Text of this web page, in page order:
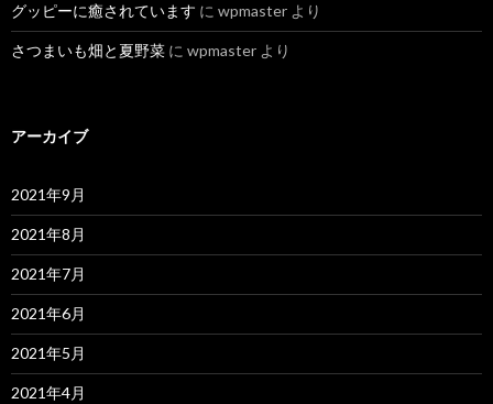
グッピーに癒されています に wpmaster より
さつまいも畑と夏野菜 に wpmaster より
アーカイブ
2021年9月
2021年8月
2021年7月
2021年6月
2021年5月
2021年4月